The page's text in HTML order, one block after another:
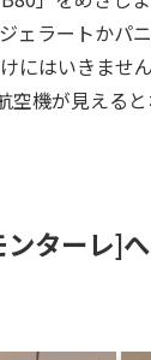
ェラートか
にはいきま
機が見えると
ターレ]へ